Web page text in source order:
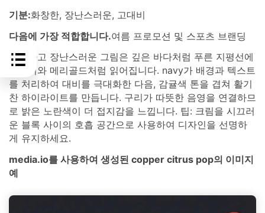
기분:화창한, 장난스러운, 고대비
다음에 가장 적합합니다.여름 프로모션 및 스포츠 브랜딩
화창하고 장난스러운 그림은 깊은 바다처럼 푸른 지평선에
오렌지와 메리골드처럼 읽어집니다. navy가 배경과 텍스트
를 처리하여 대비를 극대화한 다음, 감귤색 톤을 겹쳐 활기
찬 하이라이트를 만듭니다. 구리가 따뜻한 음영을 연결하므
로 밝은 노란색이 더 접지감을 느낍니다. 팁: 크림을 시끄러
운 블록 사이의 호흡 공간으로 사용하여 디자인을 선명하
게 유지하세요.
media.io를 사용하여 생성된 copper citrus pop의 이미지
예